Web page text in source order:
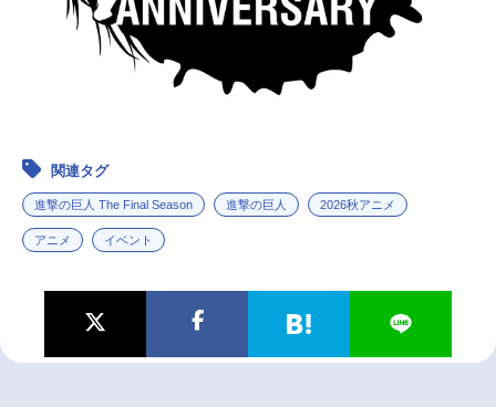
関連タグ
進撃の巨人 The Final Season 進撃の巨人 2026秋アニメ
アニメ イベント